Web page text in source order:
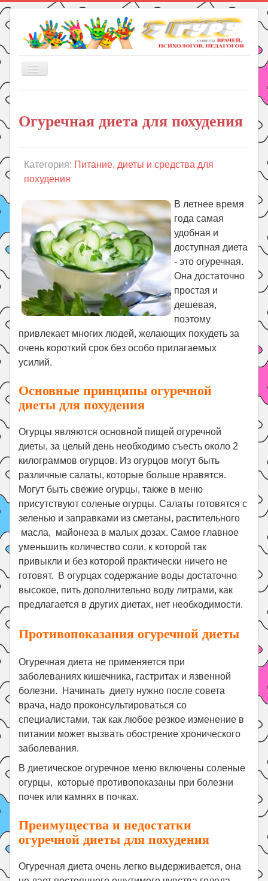
Включить/
Книги
Подготовка к школе
Уроки
ГДЗ
Праздники
Психология
Летом!
Поиск
Огуречная диета для похудения
Категория: Питание, диеты и средства для
похудения
В летнее время
года самая
удобная и
доступная диета
- это огуречная.
Она достаточно
простая и
дешевая,
поэтому
привлекает многих людей, желающих похудеть за
очень короткий срок без особо прилагаемых
усилий.
Основные принципы огуречной
диеты для похудения
Огурцы являются основной пищей огуречной
диеты, за целый день необходимо съесть около 2
килограммов огурцов. Из огурцов могут быть
различные салаты, которые больше нравятся.
Могут быть свежие огурцы, также в меню
присутствуют соленые огурцы. Салаты готовятся с
зеленью и заправками из сметаны, растительного
масла, майонеза в малых дозах. Самое главное
уменьшить количество соли, к которой так
привыкли и без которой практически ничего не
готовят. В огурцах содержание воды достаточно
высокое, пить дополнительно воду литрами, как
предлагается в других диетах, нет необходимости.
Противопоказания огуречной диеты
Огуречная диета не применяется при
заболеваниях кишечника, гастритах и язвенной
болезни. Начинать диету нужно после совета
врача, надо проконсультироваться со
специалистами, так как любое резкое изменение в
питании может вызвать обострение хронического
заболевания.
В диетическое огуречное меню включены соленые
огурцы, которые противопоказаны при болезни
почек или камнях в почках.
Преимущества и недостатки
огуречной диеты для похудения
Огуречная диета очень легко выдерживается, она